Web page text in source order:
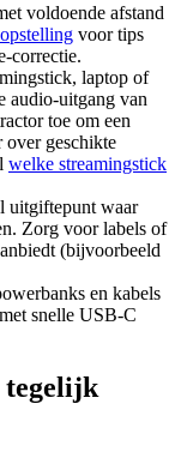
voldoende afstand
voor tips
correctie.
laptop of
audio-uitgang van
toe om een
over geschikte
welke streamingstick
uitgiftepunt waar
Zorg voor labels of
(bijvoorbeeld
en kabels
snelle USB-C
tegelijk